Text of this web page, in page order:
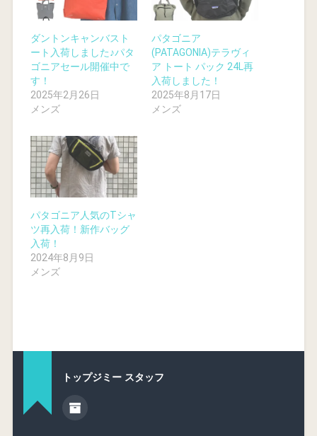
ダントンキャンバスト
ート入荷しました♪パタ
ゴニアセール開催中で
す！
2025年2月26日
メンズ
パタゴニア
(PATAGONIA)テラヴィ
ア トート パック 24L再
入荷しました！
2025年8月17日
メンズ
パタゴニア人気のTシャ
ツ再入荷！新作バッグ
入荷！
2024年8月9日
メンズ
トップジミー スタッフ